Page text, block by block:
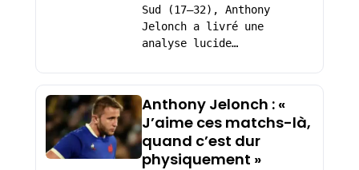
Sud (17–32), Anthony
Jelonch a livré une
analyse lucide…
Anthony Jelonch : «
J’aime ces matchs-là,
quand c’est dur
physiquement »